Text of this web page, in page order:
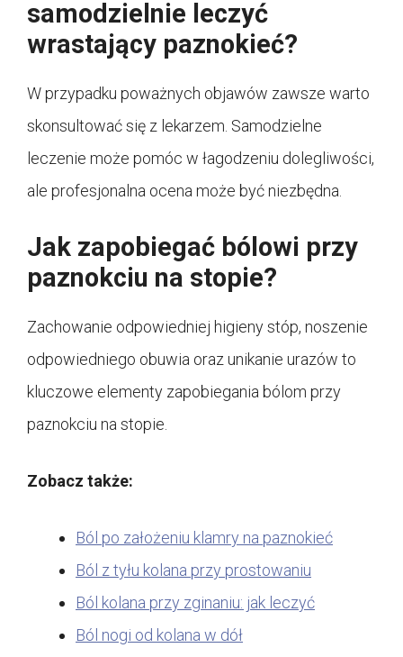
samodzielnie leczyć
wrastający paznokieć?
W przypadku poważnych objawów zawsze warto
skonsultować się z lekarzem. Samodzielne
leczenie może pomóc w łagodzeniu dolegliwości,
ale profesjonalna ocena może być niezbędna.
Jak zapobiegać bólowi przy
paznokciu na stopie?
Zachowanie odpowiedniej higieny stóp, noszenie
odpowiedniego obuwia oraz unikanie urazów to
kluczowe elementy zapobiegania bólom przy
paznokciu na stopie.
Zobacz także:
Ból po założeniu klamry na paznokieć
Ból z tyłu kolana przy prostowaniu
Ból kolana przy zginaniu: jak leczyć
Ból nogi od kolana w dół